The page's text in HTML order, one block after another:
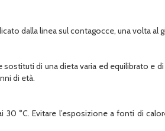
dalla linea sul contagocce, una volta al
di una dieta varia ed equilibrato e
di età.
30 °C. Evitare l’esposizione a fonti di